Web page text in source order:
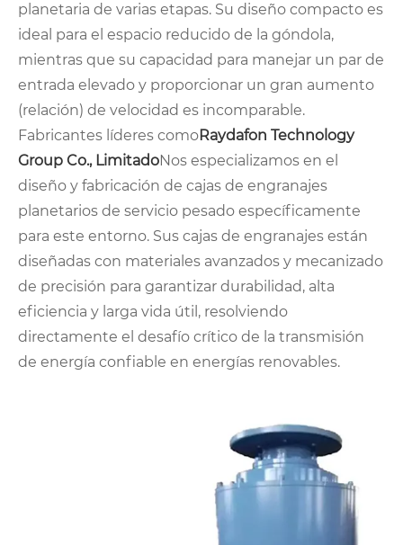
planetaria de varias etapas. Su diseño compacto es
ideal para el espacio reducido de la góndola,
mientras que su capacidad para manejar un par de
entrada elevado y proporcionar un gran aumento
(relación) de velocidad es incomparable.
Fabricantes líderes comoRaydafon Technology
Group Co., LimitadoNos especializamos en el
diseño y fabricación de cajas de engranajes
planetarios de servicio pesado específicamente
para este entorno. Sus cajas de engranajes están
diseñadas con materiales avanzados y mecanizado
de precisión para garantizar durabilidad, alta
eficiencia y larga vida útil, resolviendo
directamente el desafío crítico de la transmisión
de energía confiable en energías renovables.